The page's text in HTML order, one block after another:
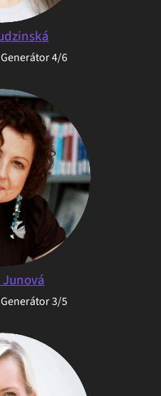
4/6
3/5